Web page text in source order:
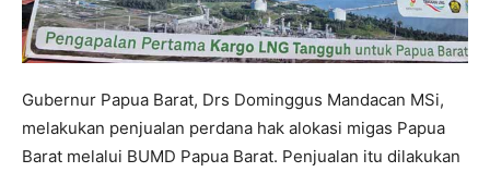
Gubernur Papua Barat, Drs Dominggus Mandacan MSi,
melakukan penjualan perdana hak alokasi migas Papua
Barat melalui BUMD Papua Barat. Penjualan itu dilakukan